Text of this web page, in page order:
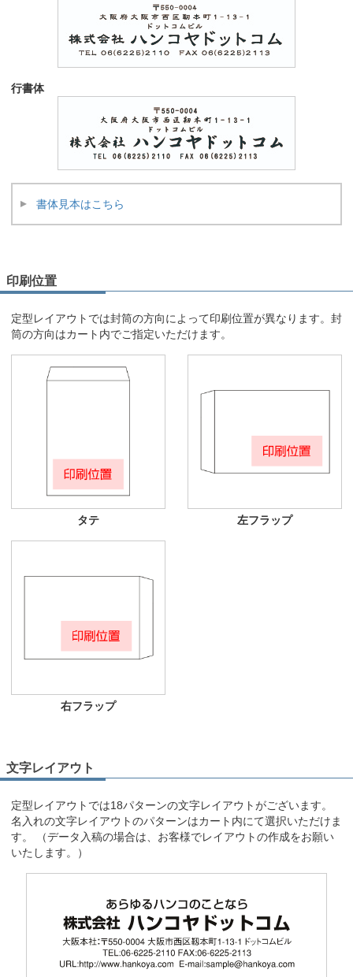
行書体
書体見本はこちら
印刷位置
定型レイアウトでは封筒の方向によって印刷位置が異なります。封
筒の方向はカート内でご指定いただけます。
タテ 左フラップ
右フラップ
文字レイアウト
定型レイアウトでは18パターンの文字レイアウトがございます。
名入れの文字レイアウトのパターンはカート内にて選択いただけま
す。 （データ入稿の場合は、お客様でレイアウトの作成をお願い
いたします。）